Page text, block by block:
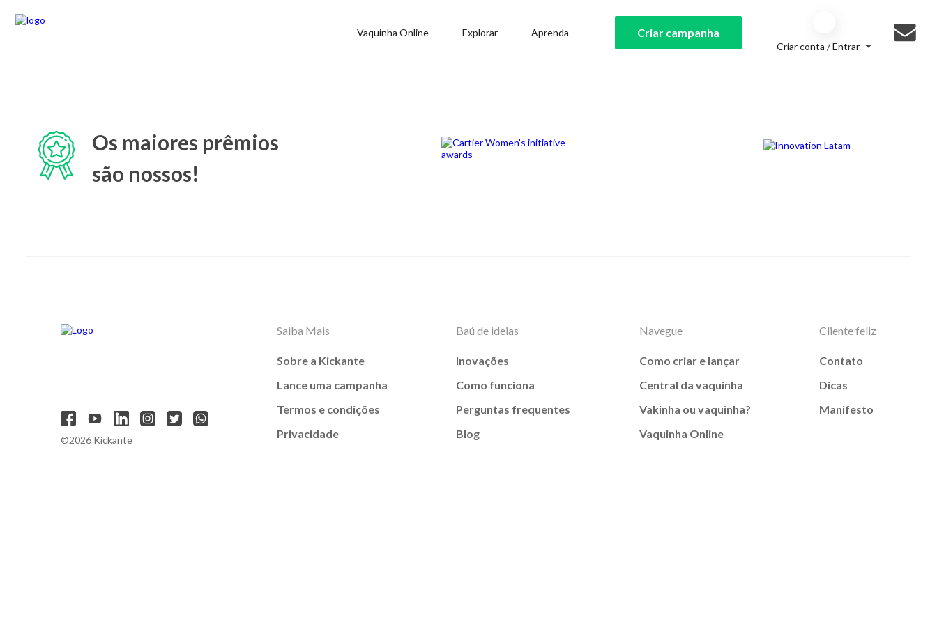
Vaquinha Online Explorar Aprenda Criar campanha
Criar conta / Entrar
Os maiores prêmios
são nossos!
©2026 Kickante
Saiba Mais
Sobre a Kickante
Lance uma campanha
Termos e condições
Privacidade
Baú de ideias
Inovações
Como funciona
Perguntas frequentes
Blog
Navegue
Como criar e lançar
Central da vaquinha
Vakinha ou vaquinha?
Vaquinha Online
Cliente feliz
Contato
Dicas
Manifesto